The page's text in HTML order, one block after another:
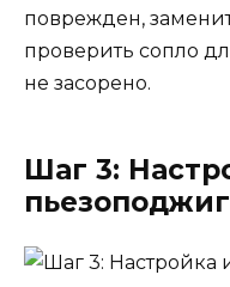
поврежден,
проверить сопло
не засорено.
Шаг 3: